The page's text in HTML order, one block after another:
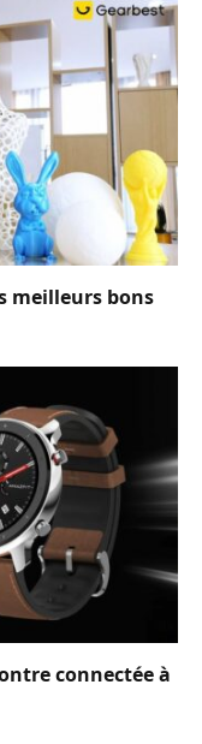
meilleurs bons
connectée à